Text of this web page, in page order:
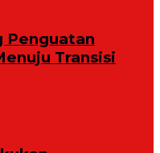
Penguatan
Transisi